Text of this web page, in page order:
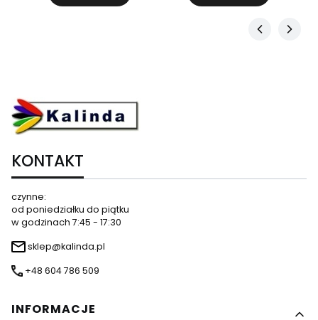
KONTAKT
czynne:
od poniedziałku do piątku
w godzinach 7:45 - 17:30
sklep@kalinda.pl
+48 604 786 509
Linki w stopce
INFORMACJE